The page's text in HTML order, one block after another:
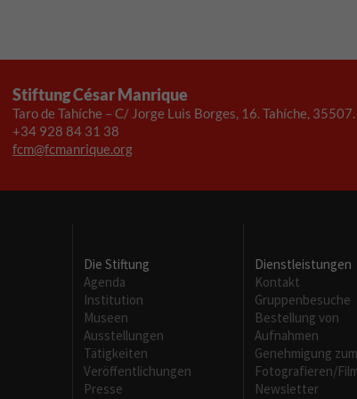
Stiftung César Manrique
Taro de Tahíche – C/ Jorge Luis Borges, 16. Tahíche,
+34 928 84 31 38
fcm@fcmanrique.org
Die Stiftung
Agenda
Institution
Museen
Ausstellungen
Tätigkeiten
Veröffentlichungen
Presse
Dienstleistungen
Kontakt
Gruppenbesuche
Bestellung von
Aufnahmen
Genehmigung zum
Fotografieren/
Newsletter
Necesarias
Estas
cookies no
funcione lo